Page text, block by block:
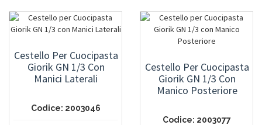
Cestello Per Cuocipasta
Giorik GN 1/3 Con
Manici Laterali
Codice: 2003046
Cestello Per Cuocipasta
Giorik GN 1/3 Con
Manico Posteriore
Codice: 2003077